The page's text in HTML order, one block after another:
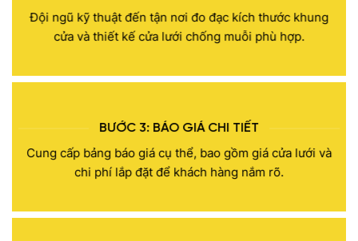
Đội ngũ kỹ thuật đến tận nơi đo đạc kích thước khung
cửa và thiết kế cửa lưới chống muỗi phù hợp.
BƯỚC 3: BÁO GIÁ CHI TIẾT
Cung cấp bảng báo giá cụ thể, bao gồm giá cửa lưới và
chi phí lắp đặt để khách hàng nắm rõ.